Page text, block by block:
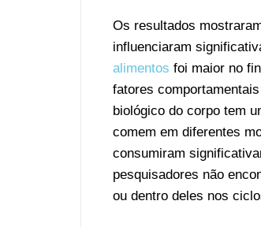
Os resultados
influenciaram
alimentos foi maior no
fatores
biológico do corpo tem
comem em diferentes
consumiram
pesquisadores não
ou dentro deles nos